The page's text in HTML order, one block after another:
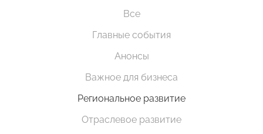
Все
Главные события
Анонсы
Важное для бизнеса
Региональное развитие
Отраслевое развитие